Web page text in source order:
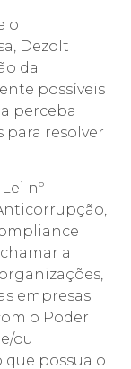
o
Dezolt
da
possíveis
perceba
para resolver
nº
a
empresas
o Poder
ou
possua o